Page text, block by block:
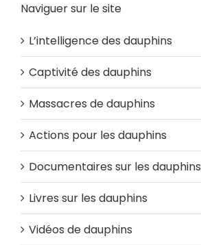
Naviguer sur le site
L’intelligence des dauphins
Captivité des dauphins
Massacres de dauphins
Actions pour les dauphins
Documentaires sur les dauphins
Livres sur les dauphins
Vidéos de dauphins